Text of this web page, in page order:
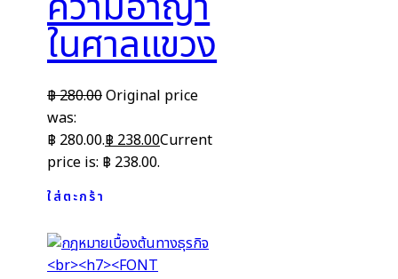
ในศาลแขวง
฿280.00Original price
was:
฿ 280.00.฿238.00Current
price is: ฿ 238.00.
ใส่ตะกร้า